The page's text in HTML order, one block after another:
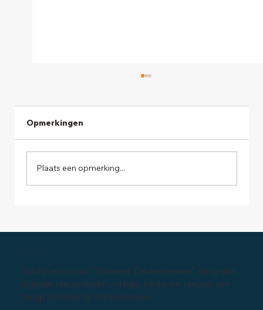
Opmerkingen
Plaats een opmerking...
Schrijf je in voor "Slimmer Ondernemen", de gratis
digitale nieuwsbrief vol tips, tricks en nieuws om
(nog) slimmer te ondernemen: